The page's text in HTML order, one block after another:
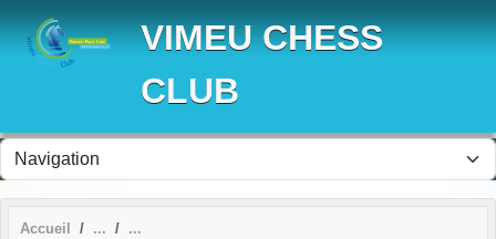
VIMEU CHESS
CLUB
Accueil